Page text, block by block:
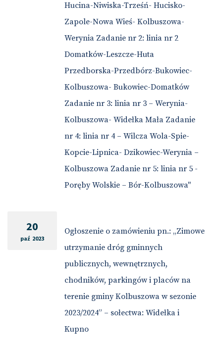
Hucina-Niwiska-Trześń- Hucisko-
Zapole-Nowa Wieś- Kolbuszowa-
Werynia Zadanie nr 2: linia nr 2
Domatków-Leszcze-Huta
Przedborska-Przedbórz-Bukowiec-
Kolbuszowa- Bukowiec-Domatków
Zadanie nr 3: linia nr 3 – Werynia-
Kolbuszowa- Widełka Mała Zadanie
nr 4: linia nr 4 – Wilcza Wola-Spie-
Kopcie-Lipnica- Dzikowiec-Werynia –
Kolbuszowa Zadanie nr 5: linia nr 5 -
Poręby Wolskie – Bór-Kolbuszowa"
20
paź 2023
Ogłoszenie o zamówieniu pn.: „Zimowe
utrzymanie dróg gminnych
publicznych, wewnętrznych,
chodników, parkingów i placów na
terenie gminy Kolbuszowa w sezonie
2023/2024” – sołectwa: Widełka i
Kupno